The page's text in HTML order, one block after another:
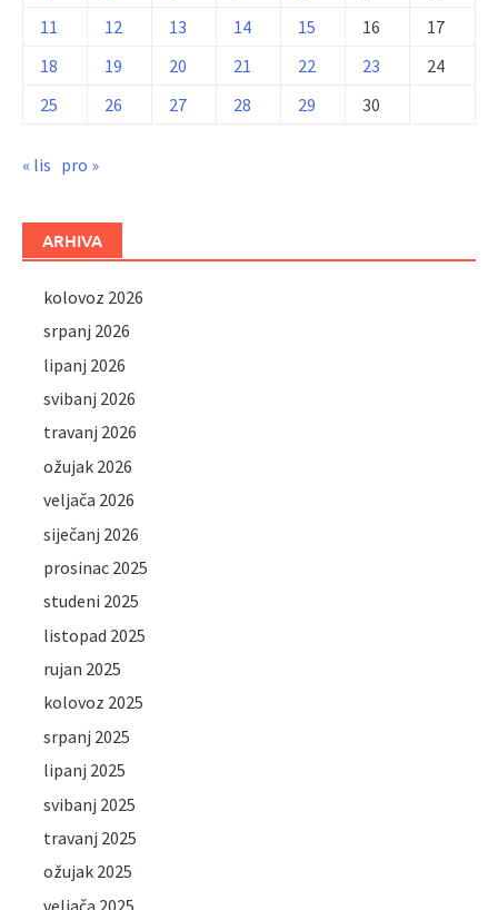
11
12 13 14 15 16
17
18
19 20 21 22 23
24
25
26 27 28 29 30
« lis pro »
ARHIVA
kolovoz 2026
srpanj 2026
lipanj 2026
svibanj 2026
travanj 2026
ožujak 2026
veljača 2026
siječanj 2026
prosinac 2025
studeni 2025
listopad 2025
rujan 2025
kolovoz 2025
srpanj 2025
lipanj 2025
svibanj 2025
travanj 2025
ožujak 2025
veljača 2025